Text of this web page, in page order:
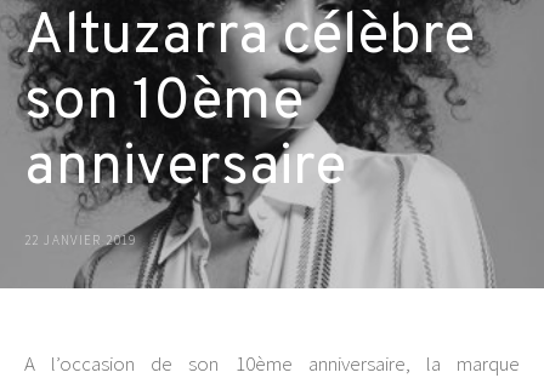
Altuzarra célèbre
son 10ème
anniversaire
22 JANVIER 2019
A l’occasion de son 10ème anniversaire, la marque